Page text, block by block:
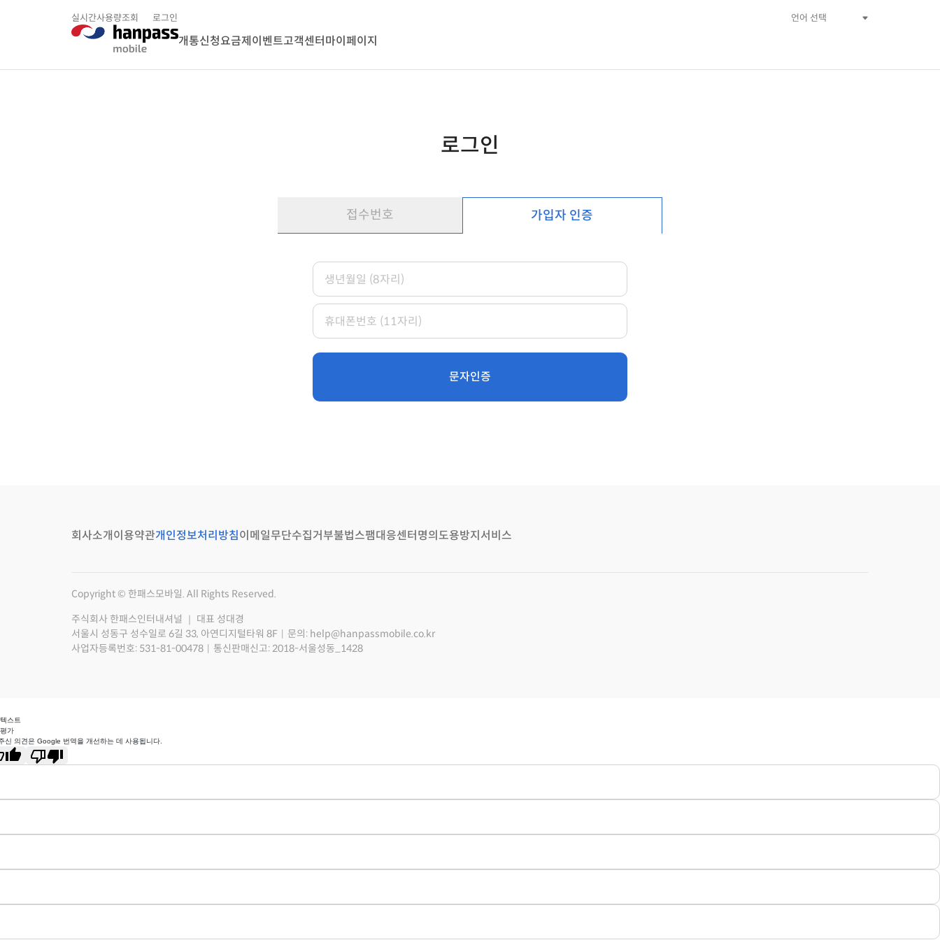
실시간사용량조회 로그인
개통신청요금제 이벤트고객센터마이페이지
로그인
접수번호 가입자 인증
문자인증
회사소개이용약관개인정보처리방침이메일무단수집거부불법스팸대응센터 명의도용방지서비스
Copyright © 한패스모바일. All Rights Reserved.
주식회사 한패스인터내셔널 ｜ 대표 성대경
서울시 성동구 성수일로 6길 33, 아연디지털타워 8F
문의: help@hanpassmobile.co.kr
사업자등록번호: 531-81-00478
통신판매신고: 2018-서울성동_1428
스트
가
신 의견은 Google 번역을 개선하는 데 사용됩니다.